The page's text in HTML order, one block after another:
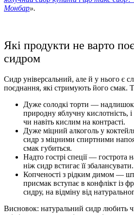
Монбар».
Які продукти не варто
сидром
Сидр універсальний, але й у нього є
поєднання, які стримують його смак.
Дуже солодкі торти —
природну яблучну кислотність,
чи навіть кислим на контрасті.
Дуже міцний алкоголь у
сидр з міцними спиртними
смак губиться.
Надто гострі спеції — гострота
ніж сидр встигає її збалансувати.
Копченості з рідким димом —
присмак вступає в конфлікт із
сидру, на відміну від
Висновок: натуральний сидр любить